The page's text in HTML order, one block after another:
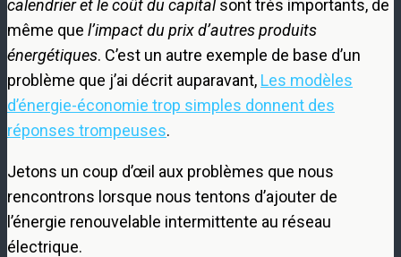
calendrier et le coût du capitalsont très importants, de
même que l’impact du prix d’autres produits
énergétiques. C’est un autre exemple de base d’un
problème que j’ai décrit auparavant, Les modèles
d’énergie-économie trop simples donnent des
réponses trompeuses.
Jetons un coup d’œil aux problèmes que nous
rencontrons lorsque nous tentons d’ajouter de
l’énergie renouvelable intermittente au réseau
électrique.